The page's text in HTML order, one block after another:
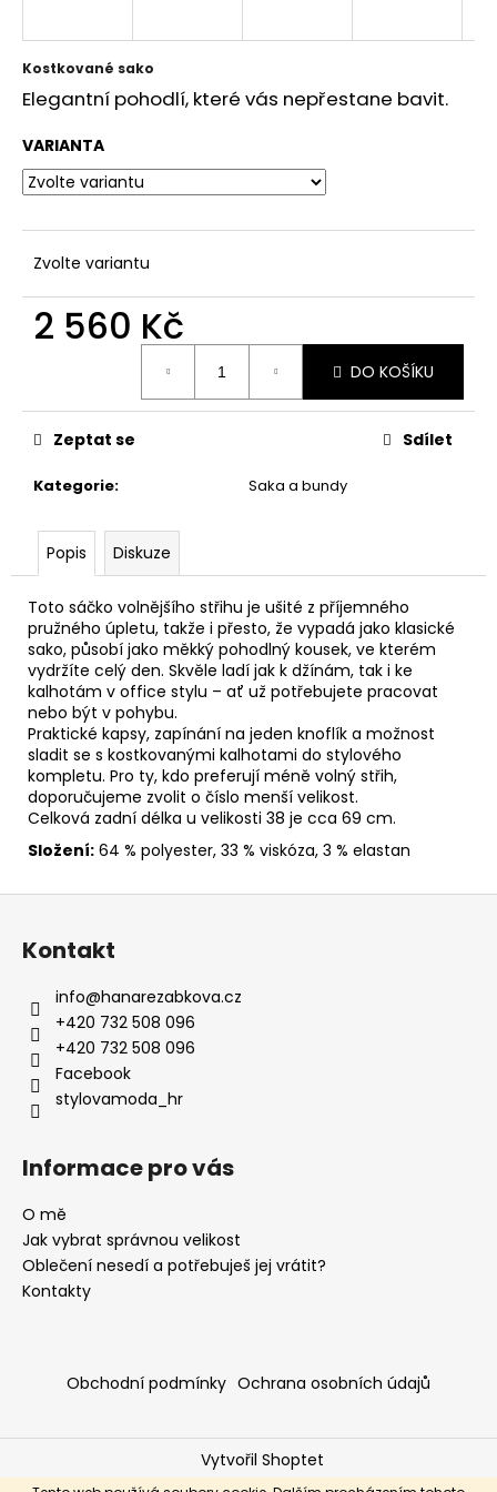
Kostkované sako
Elegantní pohodlí, které vás nepřestane bavit.
VARIANTA
Zvolte variantu
2 560 Kč
DO KOŠÍKU
Kategorie: Saka a bundy
Zeptat se Sdílet
Popis Diskuze
Toto sáčko volnějšího střihu je ušité z příjemného
pružného úpletu, takže i přesto, že vypadá jako klasické
sako, působí jako měkký pohodlný kousek, ve kterém
vydržíte celý den. Skvěle ladí jak k džínám, tak i ke
kalhotám v office stylu – ať už potřebujete pracovat
nebo být v pohybu.
Praktické kapsy, zapínání na jeden knoflík a možnost
sladit se s kostkovanými kalhotami do stylového
kompletu. Pro ty, kdo preferují méně volný střih,
doporučujeme zvolit o číslo menší velikost.
Celková zadní délka u velikosti 38 je cca 69 cm.
Složení: 64 % polyester, 33 % viskóza, 3 % elastan
j
í
t
?
p
o
u
č
e
m
e
ZAVAZOVACÍ
BALÓNOVÉ
RUKÁVY
FIALKOVÉ
2
350
Kč
Z
Kontakt
info@hanarezabkova.cz
+420 732 508 096
+420 732 508 096
Facebook
stylovamoda_hr
Informace pro vás
O mě
Jak vybrat správnou velikost
Oblečení nesedí a potřebuješ jej vrátit?
Kontakty
Obchodní podmínky Ochrana osobních údajů
Vytvořil Shoptet